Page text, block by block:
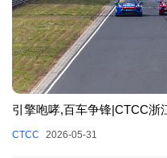
引擎咆哮,百车争锋|CTCC浙
CTCC 2026-05-31